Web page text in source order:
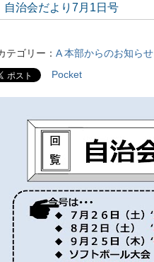
自治会だより7月1日号
テゴリー： A 本部からのお知らせ
Pocket